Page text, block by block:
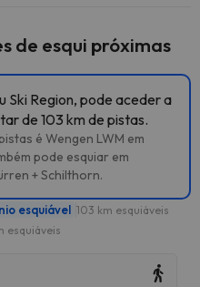
de esqui próximas
Region, pode aceder a
de 103 km de pistas.
é Wengen LWM em
pode esquiar em
+ Schilthorn.
esquiável 103 km esquiáveis
esquiáveis